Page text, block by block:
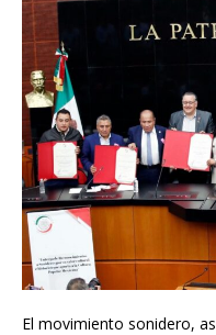
El movimiento sonidero,